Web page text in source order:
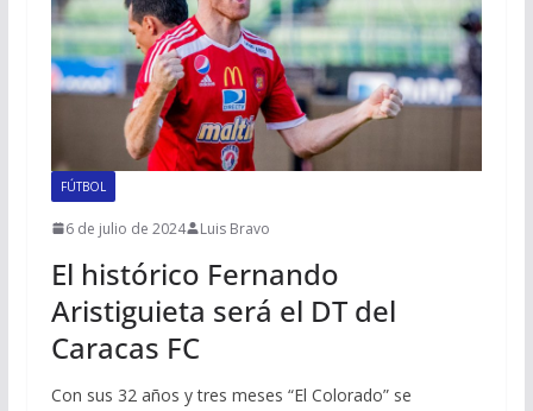
FÚTBOL
6 de julio de 2024 Luis Bravo
El histórico Fernando
Aristiguieta será el DT del
Caracas FC
Con sus 32 años y tres meses “El Colorado” se